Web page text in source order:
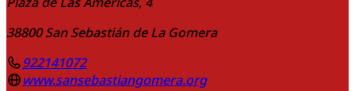
38800 San Sebastián de La Gomera
922141072
www.sansebastiangomera.org